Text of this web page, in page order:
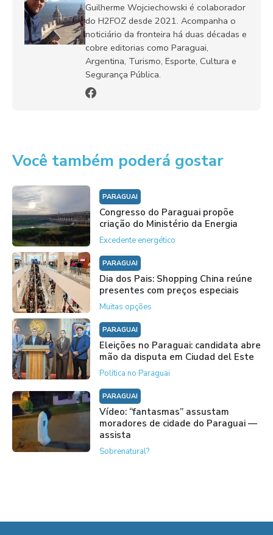
Guilherme Wojciechowski é colaborador
do H2FOZ desde 2021. Acompanha o
noticiário da fronteira há duas décadas e
cobre editorias como Paraguai,
Argentina, Turismo, Esporte, Cultura e
Segurança Pública.
Você também poderá gostar
PARAGUAI
Congresso do Paraguai propõe
criação do Ministério da Energia
Excedente energético
PARAGUAI
Dia dos Pais: Shopping China reúne
presentes com preços especiais
Muitas opções
PARAGUAI
Eleições no Paraguai: candidata abre
mão da disputa em Ciudad del Este
Política no Paraguai
PARAGUAI
Vídeo: “fantasmas” assustam
moradores de cidade do Paraguai —
assista
Sobrenatural?